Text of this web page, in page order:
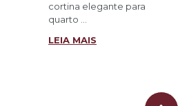
cortina elegante para
quarto ...
LEIA MAIS